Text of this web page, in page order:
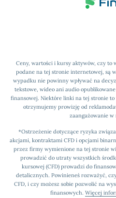
Ceny, wartości i kursy aktywów, czy to
podane na tej stronie internetowej, są
wypadku nie powinny wpływać na
tekstowe, wideo ani audio
finansowej. Niektóre linki na tej stronie
otrzymujemy prowizję od
zaangażowanie w
*Ostrzeżenie dotyczące ryzyka
akcjami, kontraktami CFD i opcjami
przez firmy wymienione na tej stronie
prowadzić do utraty wszystkich
kursowej (CFD) prowadzi do
detalicznych. Powinieneś rozważyć,
CFD, i czy możesz sobie pozwolić na
finansowych. Więcej